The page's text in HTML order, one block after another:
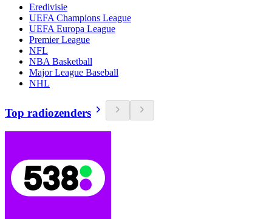
Eredivisie
UEFA Champions League
UEFA Europa League
Premier League
NFL
NBA Basketball
Major League Baseball
NHL
Top radiozenders